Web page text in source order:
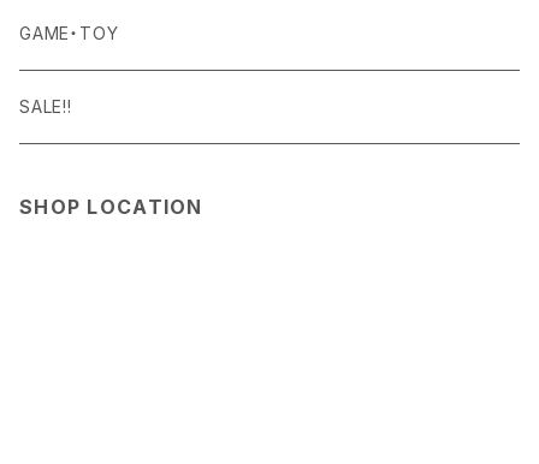
Curry Mason
Detail
SHOES
HAT・CAP
NITE IZE
S-BBINER
RGM
KITCHEN GOODS
TABLEWARE
ART PIECE
BODY & SKIN CARE
POTTED PLANTS
TERRARIUM
GAME・TOY
SALE!!
SHOP LOCATION